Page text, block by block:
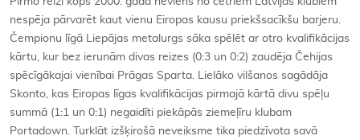
nespēja pārvarēt kaut vienu Eiropas kausu priekšsacīkšu barjeru.
Čempionu līgā Liepājas metalurgs sāka spēlēt ar otro kvalifikācijas
kārtu, kur bez ierunām divas reizes (0:3 un 0:2) zaudēja Čehijas
spēcīgākajai vienībai Prāgas Sparta. Lielāko vilšanos sagādāja
Skonto, kas Eiropas līgas kvalifikācijas pirmajā kārtā divu spēļu
summā (1:1 un 0:1) negaidīti piekāpās ziemeļīru klubam
Portadown. Turklāt izšķirošā neveiksme tika piedzīvota savā